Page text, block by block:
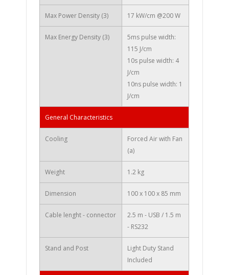
Max Power Density (3) 17 kW/cm @200 W
Max Energy Density (3)
5ms pulse width:
115 J/cm
10s pulse width: 4
J/cm
10ns pulse width: 1
J/cm
General Characteristics
Cooling
Forced Air with Fan
(a)
Weight 1.2 kg
Dimension 100 x 100 x 85 mm
Cable lenght - connector
2.5 m - USB / 1.5 m
- RS232
Stand and Post
Light Duty Stand
Included